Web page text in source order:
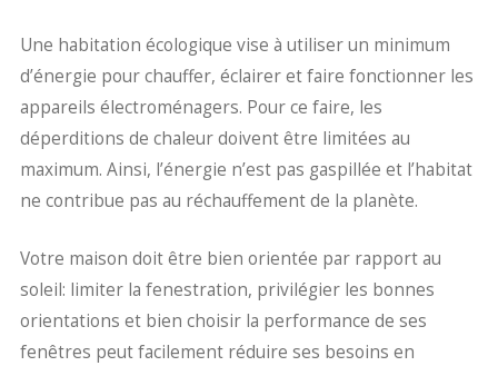
Une habitation écologique vise à utiliser un minimum
d’énergie pour chauffer, éclairer et faire fonctionner les
appareils électroménagers. Pour ce faire, les
déperditions de chaleur doivent être limitées au
maximum. Ainsi, l’énergie n’est pas gaspillée et l’habitat
ne contribue pas au réchauffement de la planète.
Votre maison doit être bien orientée par rapport au
soleil: limiter la fenestration, privilégier les bonnes
orientations et bien choisir la performance de ses
fenêtres peut facilement réduire ses besoins en